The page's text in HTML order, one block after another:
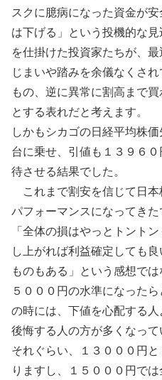
スクに臆病になった資金が
は下げる」という投機的な見
を仕掛けた投資家たちが、
じまいや踏みを余儀なくさ
もの、逆に異常に割高まで
とする表れだと考えます。
しかもシカゴの日経平均株
台に乗せ、引値も１３９６
待させる結果でした。
これまで割安を信じて日本
パフォーマンスになってき
「全体の損はやっとトント
し上がれば利益確定しても
ものもある」という感想で
５０００円の水準になった
の時には、下値を心配する
後悔する人の方が多くなっ
それぐらい、１３０００円
りますし、１５０００円で